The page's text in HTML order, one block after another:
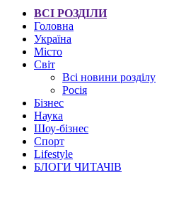
ВСІ РОЗДІЛИ
Головна
Україна
Місто
Світ
Всі новини розділу
Росія
Бізнес
Наука
Шоу-бізнес
Спорт
Lifestyle
БЛОГИ ЧИТАЧІВ